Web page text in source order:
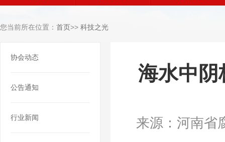
您当前所在位置： 首页>> 科技之光
协会动态
公告通知
行业新闻
海水中阴
来源：河南省